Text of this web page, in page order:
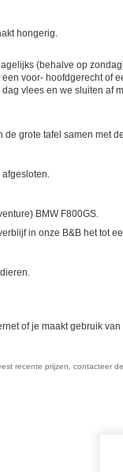
hongerig.
(behalve op
voor- hoofdgerecht of
vlees en we sluiten af
grote tafel samen met
BMW F800GS.
in onze B&B het tot
of je maakt gebruik
recente prijzen, contacteer